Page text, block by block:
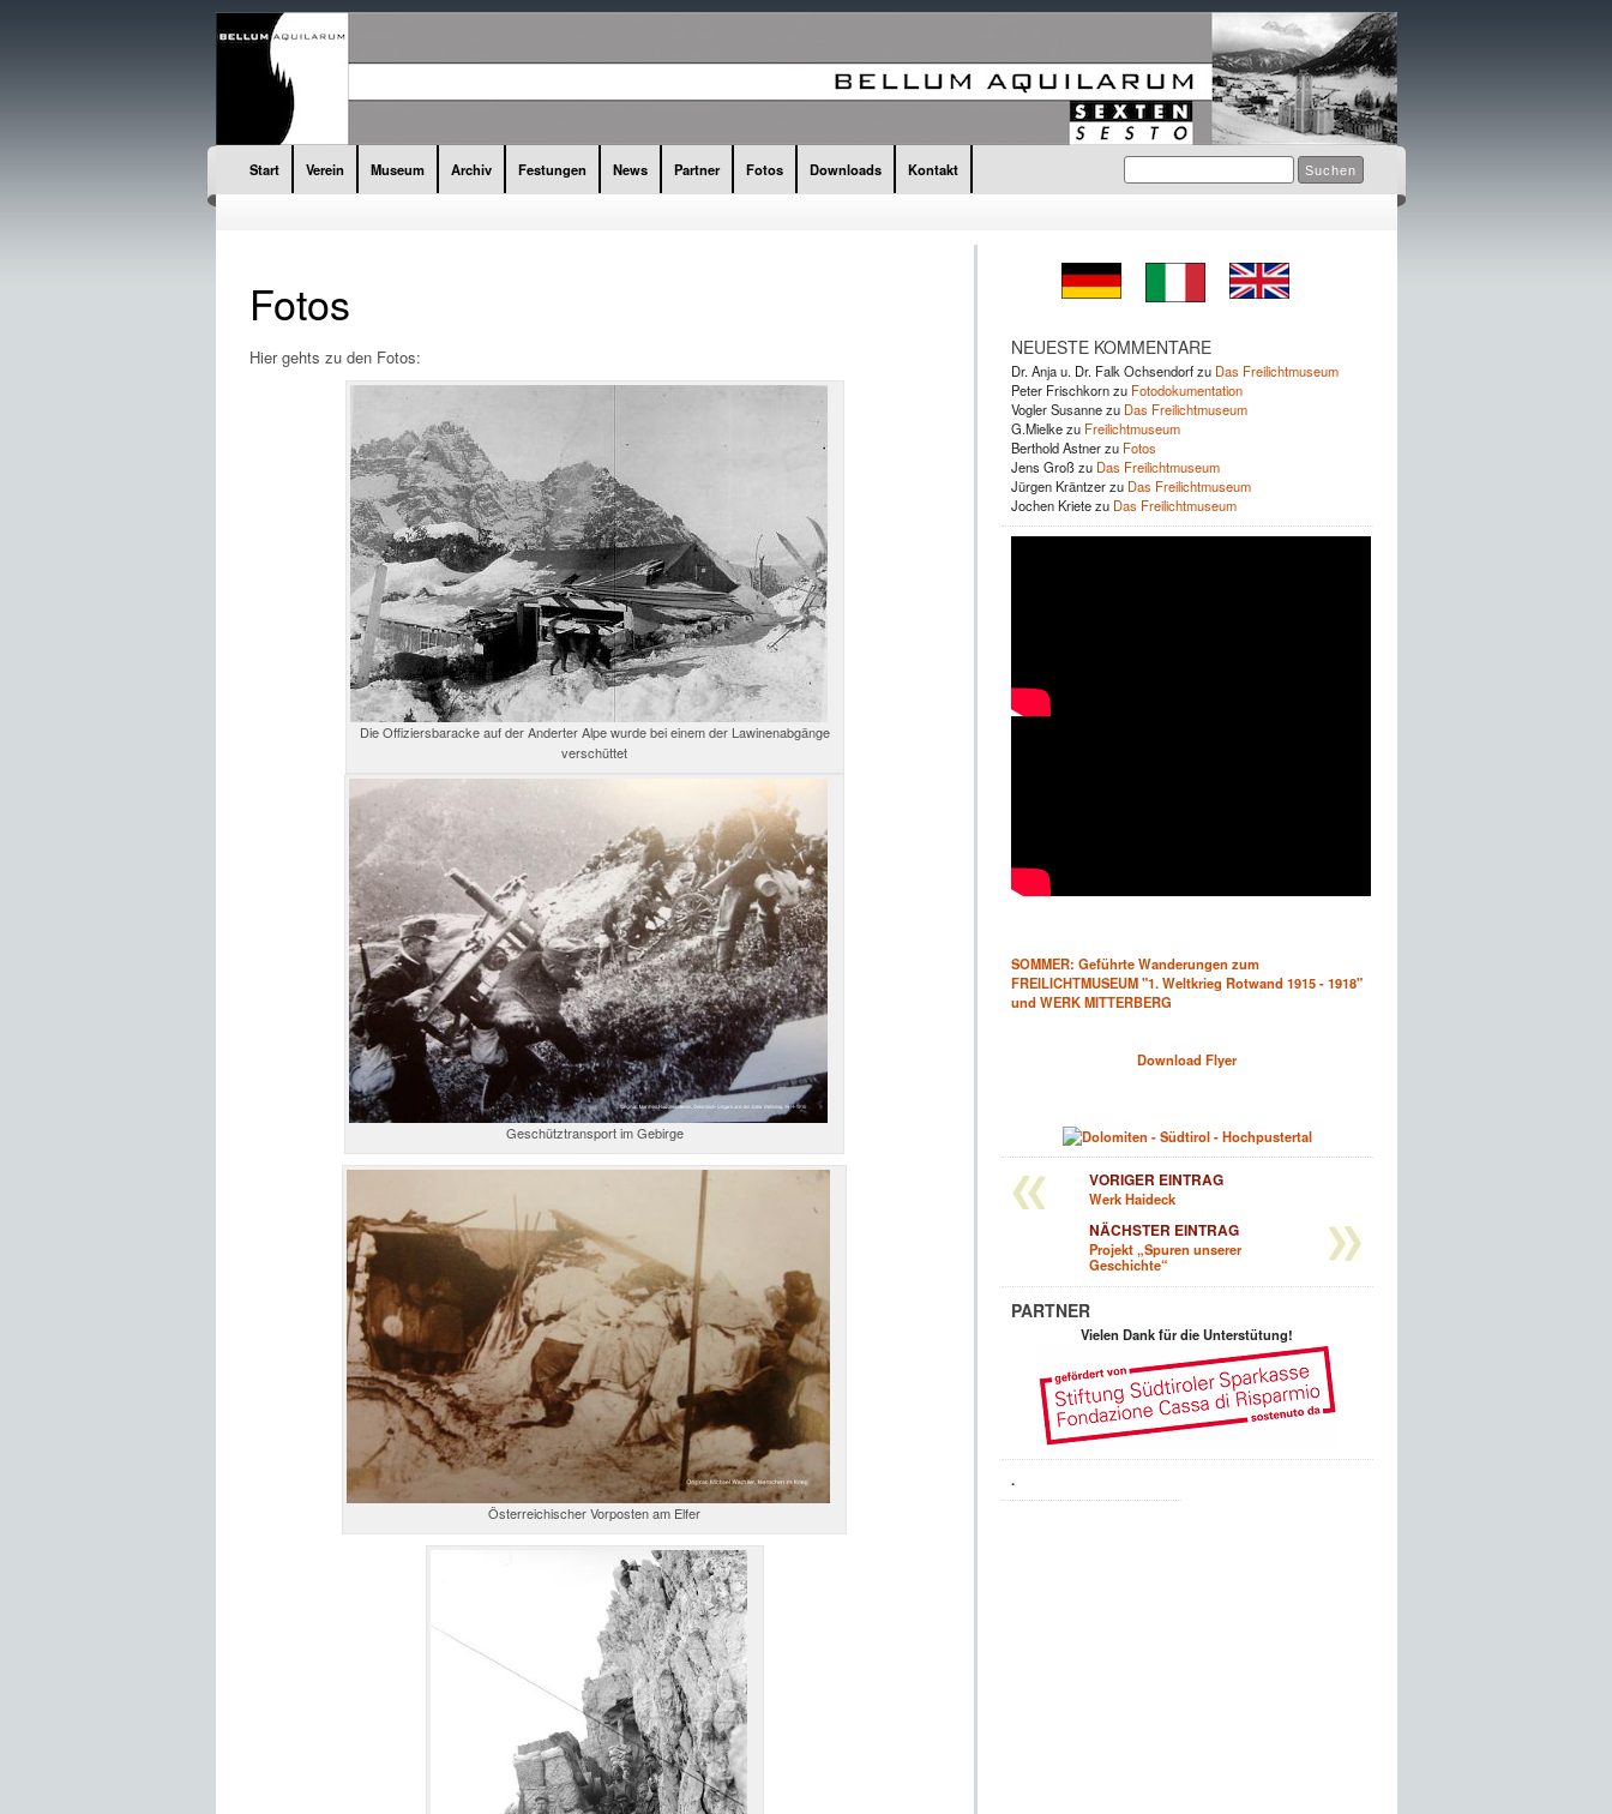
Start Verein Museum Archiv Festungen News Partner Fotos Downloads Kontakt
Fotos
Hier gehts zu den Fotos:
Die Offiziersbaracke auf der Anderter Alpe wurde bei einem der Lawinenabgänge
verschüttet
Geschütztransport im Gebirge
Österreichischer Vorposten am Elfer
NEUESTE KOMMENTARE
Dr. Anja u. Dr. Falk Ochsendorfzu Das Freilichtmuseum
Peter Frischkornzu Fotodokumentation
Vogler Susannezu Das Freilichtmuseum
G.Mielkezu Freilichtmuseum
Berthold Astnerzu Fotos
Jens Großzu Das Freilichtmuseum
Jürgen Kräntzerzu Das Freilichtmuseum
Jochen Krietezu Das Freilichtmuseum
SOMMER: Geführte Wanderungen zum
FREILICHTMUSEUM "1. Weltkrieg Rotwand 1915 - 1918"
und WERK MITTERBERG
Download Flyer
VORIGER EINTRAG
Werk Haideck
NÄCHSTER EINTRAG
Projekt „Spuren unserer
Geschichte“
PARTNER
Vielen Dank für die Unterstütung!
.